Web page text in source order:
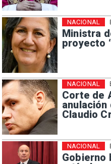
Ministra
proyecto
NACIONAL
Corte de
anulación
Claudio
NACIONAL
Gobierno
NACIONAL